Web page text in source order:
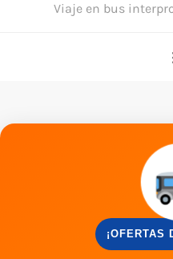
Viaje en bus
¡OFERTAS